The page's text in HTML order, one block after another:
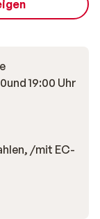
19:00 Uhr
/mit EC-